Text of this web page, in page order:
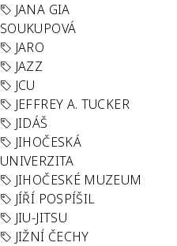
JANA GIA
SOUKUPOVÁ
JARO
JAZZ
JCU
JEFFREY A. TUCKER
JIDÁŠ
JIHOČESKÁ
UNIVERZITA
JIHOČESKÉ MUZEUM
JÍŘÍ POSPÍŠIL
JIU-JITSU
JIŽNÍ ČECHY